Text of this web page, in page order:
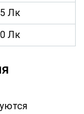
Лк
Лк